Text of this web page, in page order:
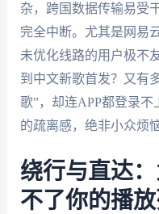
杂，跨国数据传输易受
完全中断。尤其是网易
未优化线路的用户极不
到中文新歌首发？又有
歌”，却连APP都登录
的疏离感，绝非小众烦恼
绕行与直达
不了你的播放